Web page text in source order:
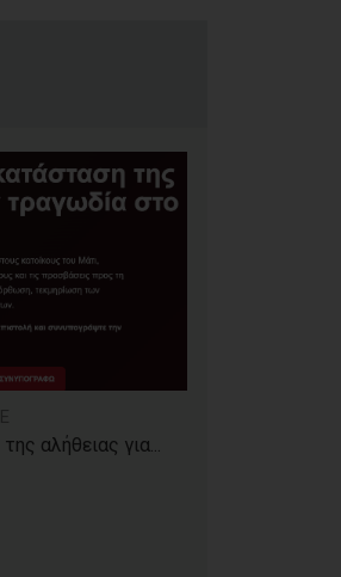
αλήθειας για...